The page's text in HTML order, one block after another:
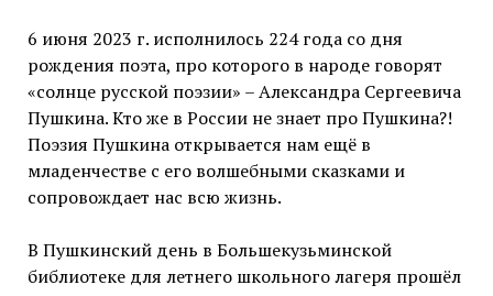
6 июня 2023 г. исполнилось 224 года со дня
рождения поэта, про которого в народе говорят
«солнце русской поэзии» – Александра Сергеевича
Пушкина. Кто же в России не знает про Пушкина?!
Поэзия Пушкина открывается нам ещё в
младенчестве с его волшебными сказками и
сопровождает нас всю жизнь.
В Пушкинский день в Большекузьминской
библиотеке для летнего школьного лагеря прошёл